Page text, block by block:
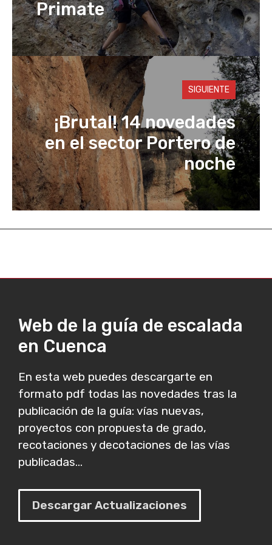
Primate
SIGUIENTE
¡Brutal! 14 novedades
en el sector Portero de
noche
Web de la guía de escalada
en Cuenca
En esta web puedes descargarte en
formato pdf todas las novedades tras la
publicación de la guía: vías nuevas,
proyectos con propuesta de grado,
recotaciones y decotaciones de las vías
publicadas...
Descargar Actualizaciones